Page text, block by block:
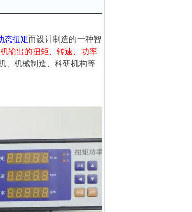
态扭矩而设计制造的一种智
输出的扭矩、转速、功率
、机械制造、科研机构等